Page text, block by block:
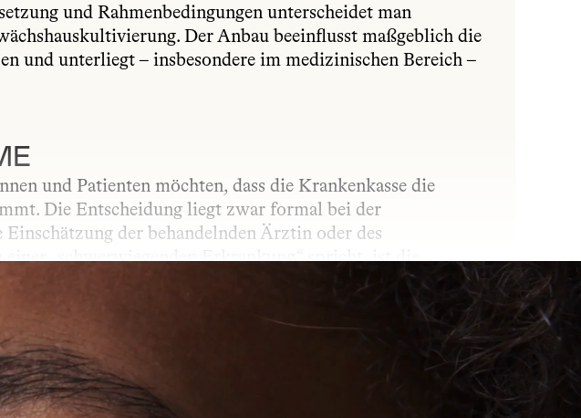
und Rahmenbedingungen unterscheidet man
Der Anbau beeinflusst maßgeblich die
und unterliegt – insbesondere im medizinischen Bereich –
und Patienten möchten, dass die Krankenkasse die
Die Entscheidung liegt zwar formal bei der
der behandelnden Ärztin oder des
„schwerwiegenden Erkrankung“ spricht, ist die
nachvollziehbar begründet wird. Die Verordnung kann
die Möglichkeit des Widerspruchs.
auf welchem Weg ein Wirkstoff in den Körper gelangt. Ob